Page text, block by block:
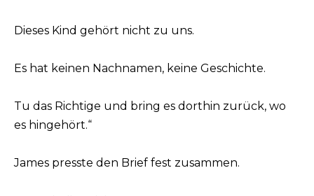
Dieses Kind gehört nicht zu uns.
Es hat keinen Nachnamen, keine Geschichte.
Tu das Richtige und bring es dorthin zurück, wo
es hingehört.“
James presste den Brief fest zusammen.